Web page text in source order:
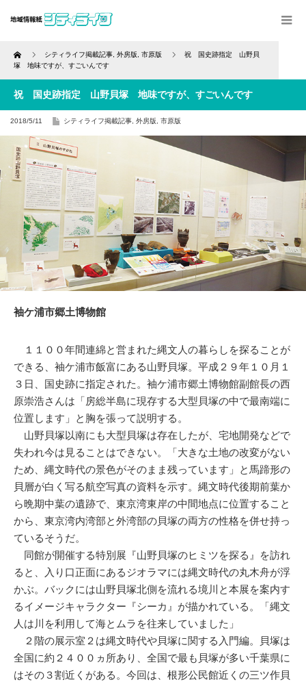
Home シティライフ掲載記事 外房版 市原版
祝 国史跡指定 山野貝
塚 地味ですが、すごいんです
祝 国史跡指定 山野貝塚 地味ですが、すごいんです
2018/5/11 シティライフ掲載記事 外房版 市原版
袖ケ浦市郷土博物館
１１００年間連綿と営まれた縄文人の暮らしを探ることが
できる、袖ケ浦市飯富にある山野貝塚。平成２９年１０月１
３日、国史跡に指定された。袖ケ浦市郷土博物館副館長の西
原崇浩さんは「房総半島に現存する大型貝塚の中で最南端に
位置します」と胸を張って説明する。
山野貝塚以南にも大型貝塚は存在したが、宅地開発などで
失われ今は見ることはできない。「大きな土地の改変がない
ため、縄文時代の景色がそのまま残っています」と馬蹄形の
貝層が白く写る航空写真の資料を示す。縄文時代後期前葉か
ら晩期中葉の遺跡で、東京湾東岸の中間地点に位置すること
から、東京湾内湾部と外湾部の貝塚の両方の性格を併せ持っ
ているそうだ。
同館が開催する特別展『山野貝塚のヒミツを探る』を訪れ
ると、入り口正面にあるジオラマには縄文時代の丸木舟が浮
かぶ。バックには山野貝塚北側を流れる境川と本展を案内す
るイメージキャラクター『シーカ』が描かれている。「縄文
人は川を利用して海とムラを往来していました」
２階の展示室２は縄文時代や貝塚に関する入門編。貝塚は
全国に約２４００ヵ所あり、全国で最も貝塚が多い千葉県に
はその３割近くがある。今回は、根形公民館近くの三ツ作貝